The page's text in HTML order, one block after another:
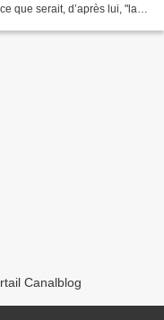
que serait, d’après lui, "la
Canalblog